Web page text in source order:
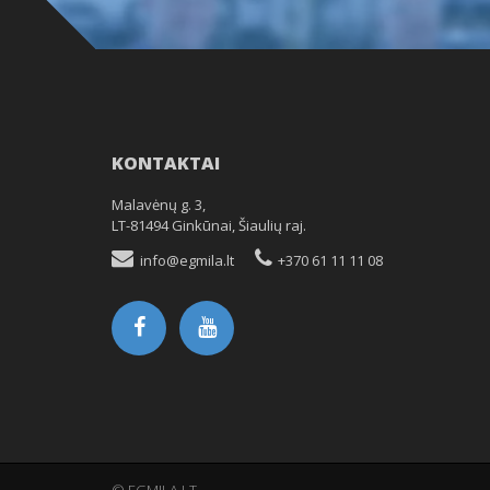
KONTAKTAI
Malavėnų g. 3,
LT-81494 Ginkūnai, Šiaulių raj.
info@egmila.lt
+370 61 11 11 08
0.090747833251953